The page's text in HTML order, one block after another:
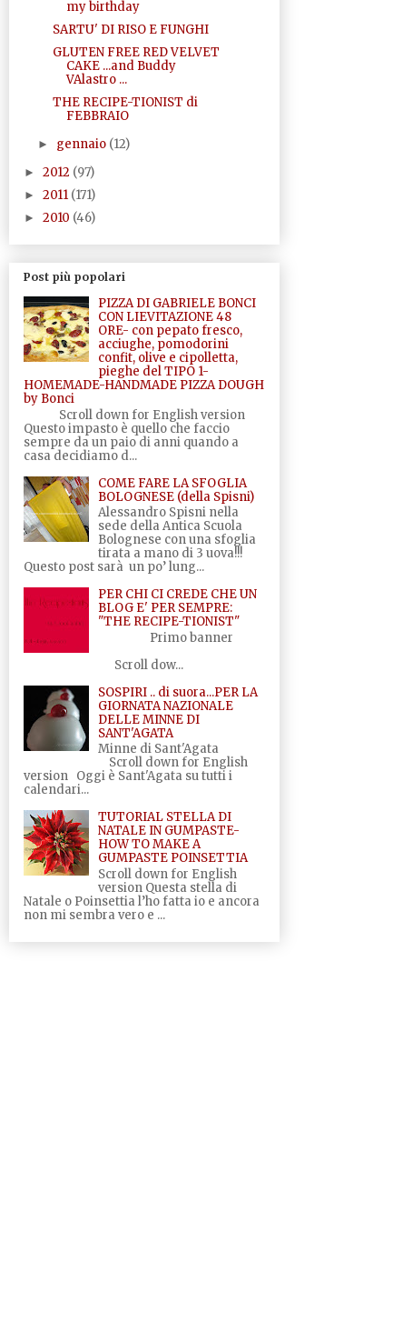
my birthday
SARTU' DI RISO E FUNGHI
GLUTEN FREE RED VELVET
CAKE ...and Buddy
VAlastro ...
THE RECIPE-TIONIST di
FEBBRAIO
► gennaio (12)
► 2012 (97)
► 2011 (171)
► 2010 (46)
Post più popolari
PIZZA DI GABRIELE BONCI
CON LIEVITAZIONE 48
ORE- con pepato fresco,
acciughe, pomodorini
confit, olive e cipolletta,
pieghe del TIPO 1-
HOMEMADE-HANDMADE PIZZA DOUGH
by Bonci
Scroll down for English version
Questo impasto è quello che faccio
sempre da un paio di anni quando a
casa decidiamo d...
COME FARE LA SFOGLIA
BOLOGNESE (della Spisni)
Alessandro Spisni nella
sede della Antica Scuola
Bolognese con una sfoglia
tirata a mano di 3 uova!!!
Questo post sarà un po’ lung...
PER CHI CI CREDE CHE UN
BLOG E' PER SEMPRE:
"THE RECIPE-TIONIST"
Primo banner
Scroll dow...
SOSPIRI .. di suora...PER LA
GIORNATA NAZIONALE
DELLE MINNE DI
SANT'AGATA
Minne di Sant'Agata
Scroll down for English
version Oggi è Sant'Agata su tutti i
calendari...
TUTORIAL STELLA DI
NATALE IN GUMPASTE-
HOW TO MAKE A
GUMPASTE POINSETTIA
Scroll down for English
version Questa stella di
Natale o Poinsettia l’ho fatta io e ancora
non mi sembra vero e ...